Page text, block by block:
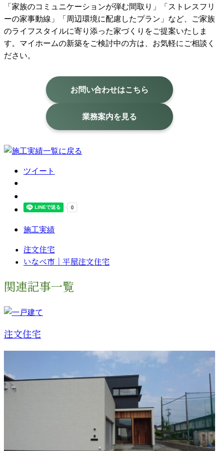
「家族のコミュニケーションが弾む間取り」「ストレスフリ
ーの家事動線」「周辺環境に配慮したプラン」など、ご家族
のライフスタイルに寄り添った家づくりをご提案いたしま
す。マイホームの新築をご検討中の方は、お気軽にご相談く
ださい。
お問い合わせはこちら
業務案内を見る
ツイート
施工実績
注文住宅
いなべ市｜平屋注文住宅
関連記事一覧
注文住宅